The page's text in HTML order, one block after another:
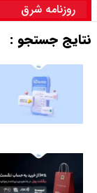
روزنامه شرق
نتایج جستجو :